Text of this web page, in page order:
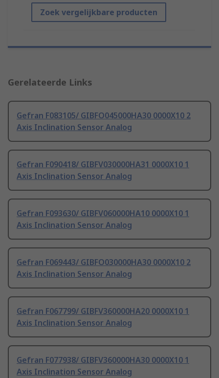
Zoek vergelijkbare producten
Gerelateerde Links
Gefran F083105/ GIBFO045000HA30 0000X10 2
Axis Inclination Sensor Analog
Gefran F090418/ GIBFV030000HA31 0000X10 1
Axis Inclination Sensor Analog
Gefran F093630/ GIBFV060000HA10 0000X10 1
Axis Inclination Sensor Analog
Gefran F069443/ GIBFO030000HA30 0000X10 2
Axis Inclination Sensor Analog
Gefran F067799/ GIBFV360000HA20 0000X10 1
Axis Inclination Sensor Analog
Gefran F077938/ GIBFV360000HA30 0000X10 1
Axis Inclination Sensor Analog